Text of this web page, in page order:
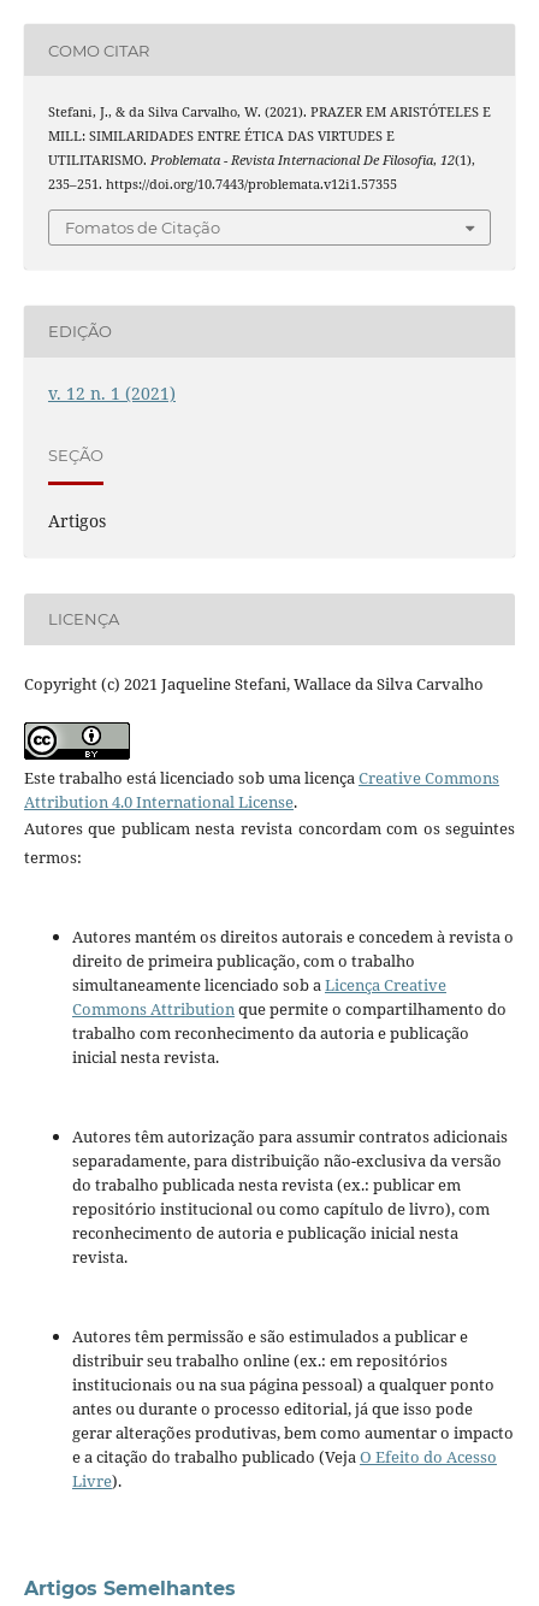
COMO CITAR
Stefani, J., & da Silva Carvalho, W. (2021). PRAZER EM ARISTÓTELES E
MILL: SIMILARIDADES ENTRE ÉTICA DAS VIRTUDES E
UTILITARISMO. Problemata - Revista Internacional De Filosofia, 12(1),
235–251. https://doi.org/10.7443/problemata.v12i1.57355
Fomatos de Citação
EDIÇÃO
v. 12 n. 1 (2021)
SEÇÃO
Artigos
LICENÇA
Copyright (c) 2021 Jaqueline Stefani, Wallace da Silva Carvalho
Este trabalho está licenciado sob uma licençaCreative Commons
Attribution 4.0 International License.
Autores que publicam nesta revista concordam com os seguintes
termos:
Autores mantém os direitos autorais e concedem à revista o
direito de primeira publicação, com o trabalho
simultaneamente licenciado sob aLicença Creative
Commons Attributionque permite o compartilhamento do
trabalho com reconhecimento da autoria e publicação
inicial nesta revista.
Autores têm autorização para assumir contratos adicionais
separadamente, para distribuição não-exclusiva da versão
do trabalho publicada nesta revista (ex.: publicar em
repositório institucional ou como capítulo de livro), com
reconhecimento de autoria e publicação inicial nesta
revista.
Autores têm permissão e são estimulados a publicar e
distribuir seu trabalho online (ex.: em repositórios
institucionais ou na sua página pessoal) a qualquer ponto
antes ou durante o processo editorial, já que isso pode
gerar alterações produtivas, bem como aumentar o impacto
e a citação do trabalho publicado (VejaO Efeito do Acesso
Livre).
Artigos Semelhantes